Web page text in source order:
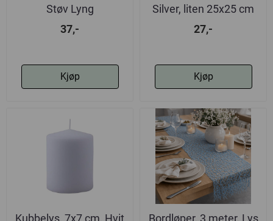
Støv Lyng
37,-
Kjøp
Silver, liten 25x25 cm
27,-
Kjøp
Kubbelys, 7x7 cm, Hvit
Bordløper, 3 meter, Lys